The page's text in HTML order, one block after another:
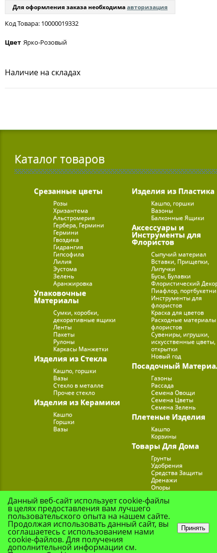
Для оформления заказа необходимаавторизация
Код Товара: 10000019332
Цвет Ярко-Розовый
Наличие на складах
Каталог товаров
Срезанные цветы
Розы
Хризантема
Альстромерия
Гербера, Гермини
Гермини
Гвоздика
Гидрангия
Гипсофила
Лилия
Эустома
Зелень
Аранжировка
Упаковочные
Материалы
Сумки, коробки,
декоративные ящики
Ленты
Пакеты
Рулоны
Каркасы Манжетки
Изделия из Стекла
Кашпо, горшки
Вазы
Стекло в металле
Прочее стекло
Изделия из Керамики
Кашпо
Горшки
Вазы
Изделия из Пластика
Кашпо, горшки
Вазоны
Балконные Ящики
Аксессуары и
Инструменты для
Флористов
Сыпучий материал
Вставки, Прищепки,
Липучки
Бусы, Булавки
Флористический
Пиафлор,
Инструменты для
флористов
Краска для цветов
Расходные
флористов
Сувениры, игрушки,
искусственные цветы,
открытки
Новый год
Посадочный
Газоны
Рассада
Семена Овощи
Семена Цветы
Семена Зелень
Плетеные Изделия
Кашпо
Корзины
Товары Для Дома
Грунты
Удобрения
Средства Защиты
Дренажи
Опоры
Подставки для Цветов
Данный веб-сайт использует cookie-файлы
в целях предоставления вам лучшего
пользовательского опыта на нашем сайте.
Продолжая использовать данный сайт, вы
соглашаетесь с использованием нами
cookie-файлов. Для получения
дополнительной информации см.
Принять